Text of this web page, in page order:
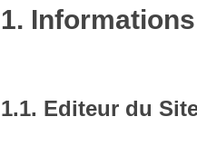
1.
1.1. Editeur du